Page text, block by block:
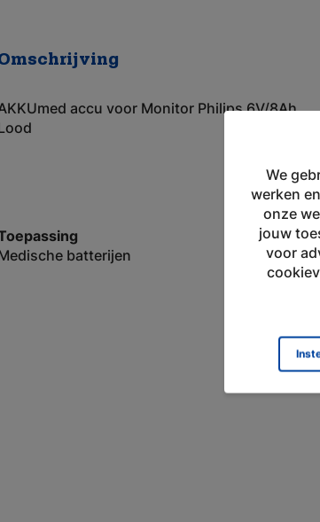
accu voor Monitor Philips 6V/8Ah
batterijen
We
werken
onze
jouw
voor